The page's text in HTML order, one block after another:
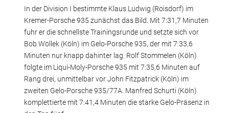
In der Division I bestimmte Klaus Ludwig (Roisdorf) im
Kremer-Porsche 935 zunächst das Bild. Mit 7:31,7 Minuten
fuhr er die schnellste Trainingsrunde und setzte sich vor
Bob Wollek (Köln) im Gelo-Porsche 935, der mit 7:33,6
Minuten nur knapp dahinter lag. Rolf Stommelen (Köln)
folgte im Liqui-Moly-Porsche 935 mit 7:35,6 Minuten auf
Rang drei, unmittelbar vor John Fitzpatrick (Köln) im
zweiten Gelo-Porsche 935/77A. Manfred Schurti (Köln)
komplettierte mit 7:41,4 Minuten die starke Gelo-Präsenz in